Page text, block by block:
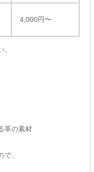
4,000円〜
革の素材
、